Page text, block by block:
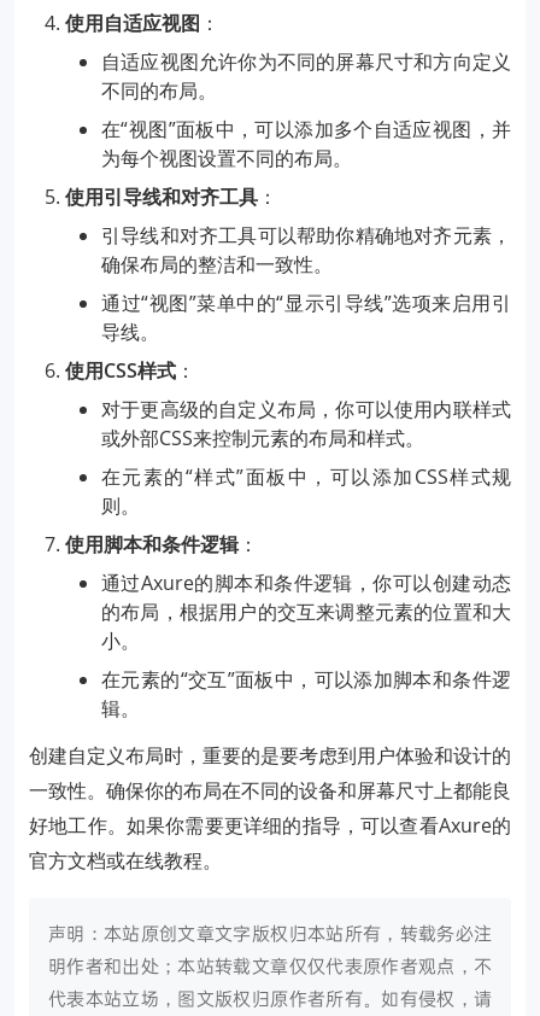
使用自适应视图 ：
自适应视图允许你为不同的屏幕尺寸和方向定义
不同的布局。
在“视图”面板中，可以添加多个自适应视图，并
为每个视图设置不同的布局。
使用引导线和对齐工具 ：
引导线和对齐工具可以帮助你精确地对齐元素，
确保布局的整洁和一致性。
通过“视图”菜单中的“显示引导线”选项来启用引
导线。
使用CSS样式 ：
对于更高级的自定义布局，你可以使用内联样式
或外部CSS来控制元素的布局和样式。
在元素的“样式”面板中，可以添加CSS样式规
则。
使用脚本和条件逻辑：
通过Axure的脚本和条件逻辑，你可以创建动态
的布局，根据用户的交互来调整元素的位置和大
小。
在元素的“交互”面板中，可以添加脚本和条件逻
辑。
创建自定义布局时，重要的是要考虑到用户体验和设计的
一致性。确保你的布局在不同的设备和屏幕尺寸上都能良
好地工作。如果你需要更详细的指导，可以查看Axure的
官方文档或在线教程。
声明：本站原创文章文字版权归本站所有，转载务必注
明作者和出处；本站转载文章仅仅代表原作者观点，不
代表本站立场，图文版权归原作者所有。如有侵权，请